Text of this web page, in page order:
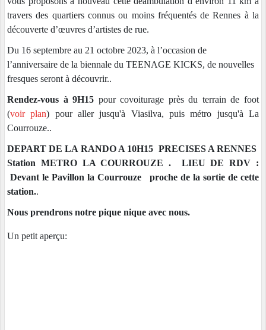
travers des quartiers connus ou moins fréquentés de Rennes à la
découverte d’œuvres d’artistes de rue.
Du 16 septembre au 21 octobre 2023, à l’occasion de
l’anniversaire de la biennale du TEENAGE KICKS, de nouvelles
fresques seront à découvrir..
Rendez-vous à 9H15 pour covoiturage près du terrain de foot
(voir plan) pour aller jusqu'à Viasilva, puismétro jusqu'à La
Courrouze..
DEPART DE LA RANDO A 10H15 PRECISES A RENNES
Station METRO LA COURROUZE . LIEU DE RDV :
Devant le Pavillon la Courrouze proche de la sortie de cette
station..
Nous prendrons notre pique nique avec nous.
Un petit aperçu: